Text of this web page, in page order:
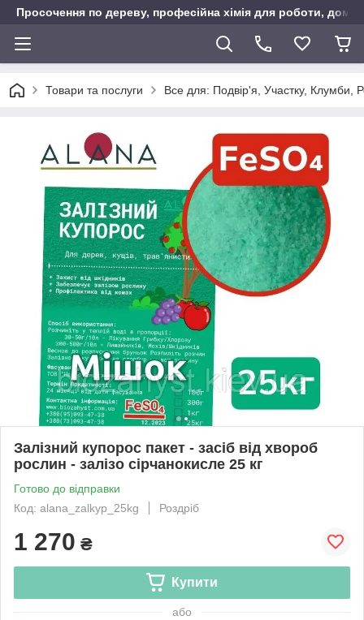
Просочення по дереву, професійна хімія для роботи,
Товари та послуги Все для: Подвір'я, Участку, Клумби,
Залізний купорос пакет - засіб від хвороб
рослин - залізо сірчанокисле 25 кг
Готово до відправки
Код: alana_zalkyp_25kg
Роздріб
1 270 ₴
Купити
або